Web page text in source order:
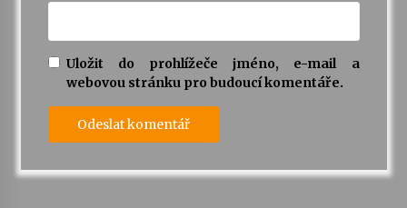
Uložit do prohlížeče jméno, e-mail a
webovou stránku pro budoucí komentáře.